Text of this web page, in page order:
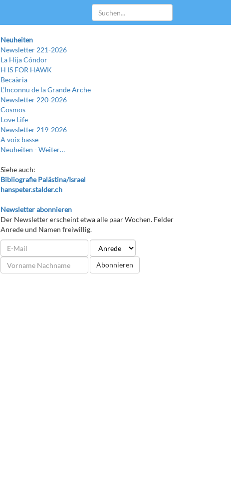
Neuheiten
Newsletter 221-2026
La Hija Cóndor
H IS FOR HAWK
Becaària
L’Inconnu de la Grande Arche
Newsletter 220-2026
Cosmos
Love Life
Newsletter 219-2026
A voix basse
Neuheiten -Weiter…
Siehe auch:
Bibliografie Palästina/Israel
hanspeter.stalder.ch
Newsletter abonnieren
Der Newsletter erscheint etwa alle paar Wochen. Felder
Anrede und Namen freiwillig.
Abonnieren